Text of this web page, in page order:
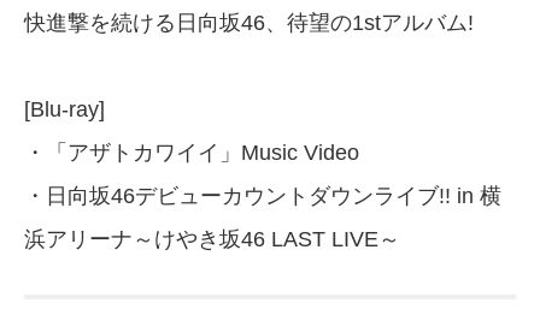
快進撃を続ける日向坂46、待望の1stアルバム!
[Blu-ray]
・「アザトカワイイ」Music Video
・日向坂46デビューカウントダウンライブ!! in 横
浜アリーナ～けやき坂46 LAST LIVE～